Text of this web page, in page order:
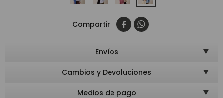
 
Envíos
Cambios y Devoluciones
Medios de pago